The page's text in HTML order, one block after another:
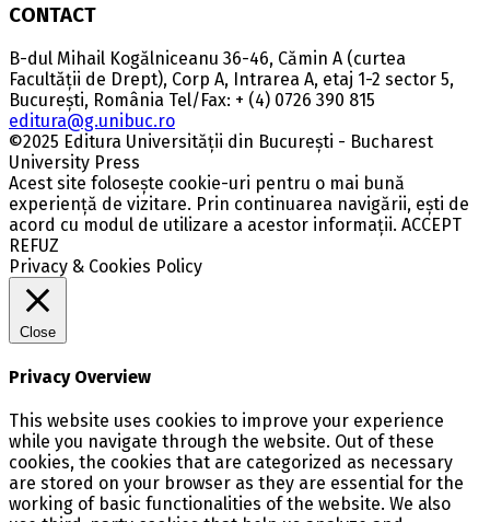
CONTACT
B-dul Mihail Kogălniceanu 36-46, Cămin A (curtea
Facultății de Drept), Corp A, Intrarea A, etaj 1-2 sector 5,
București, România Tel/Fax: + (4) 0726 390 815
editura@g.unibuc.ro
©2025 Editura Universității din București - Bucharest
University Press
Acest site folosește cookie-uri pentru o mai bună
experiență de vizitare. Prin continuarea navigării, ești de
acord cu modul de utilizare a acestor informații. ACCEPT
REFUZ
Privacy & Cookies Policy
Close
Privacy Overview
This website uses cookies to improve your experience
while you navigate through the website. Out of these
cookies, the cookies that are categorized as necessary
are stored on your browser as they are essential for the
working of basic functionalities of the website. We also